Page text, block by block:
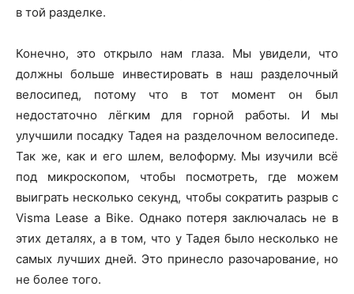
в той разделке.
Конечно, это открыло нам глаза. Мы увидели, что
должны больше инвестировать в наш разделочный
велосипед, потому что в тот момент он был
недостаточно лёгким для горной работы. И мы
улучшили посадку Тадея на разделочном велосипеде.
Так же, как и его шлем, велоформу. Мы изучили всё
под микроскопом, чтобы посмотреть, где можем
выиграть несколько секунд, чтобы сократить разрыв с
Visma Lease a Bike. Однако потеря заключалась не в
этих деталях, а в том, что у Тадея было несколько не
самых лучших дней. Это принесло разочарование, но
не более того.